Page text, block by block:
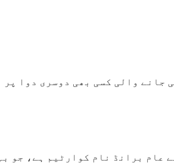
جانے والی کسی بھی دوسری دوا
عام برانڈ نام کوارٹیم ہے، جو